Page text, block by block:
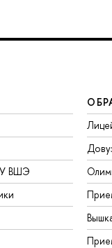
ВШЭ